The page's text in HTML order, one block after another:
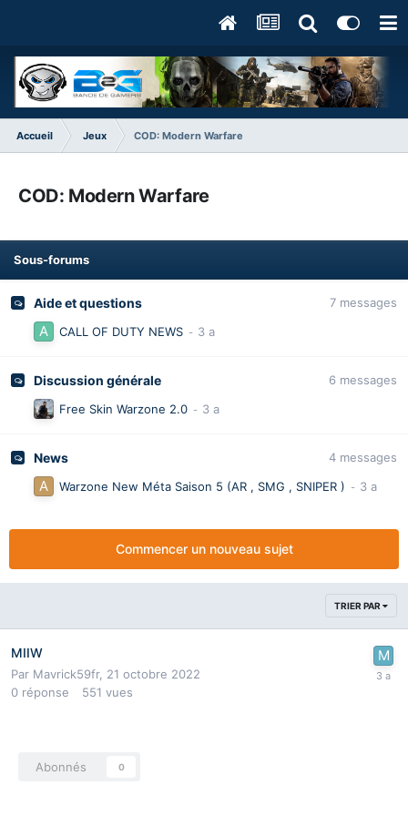
Accueil Jeux COD: Modern Warfare
COD: Modern Warfare
Sous-forums
Aide et questions 7 messages
CALL OF DUTY NEWS
Discussion générale 6 messages
Free Skin Warzone 2.0
News 4 messages
Warzone New Méta Saison 5 (AR , SMG , SNIPER )
Commencer un nouveau sujet
TRIER PAR
MIIW
Par Mavrick59fr, 21 octobre 2022
0 réponse 551 vues
Abonnés 0